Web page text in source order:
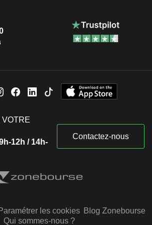
VOTRE
12h / 14h-
Contactez-nous
les cookies Blog Zonebourse
Qui sommes-nous ?